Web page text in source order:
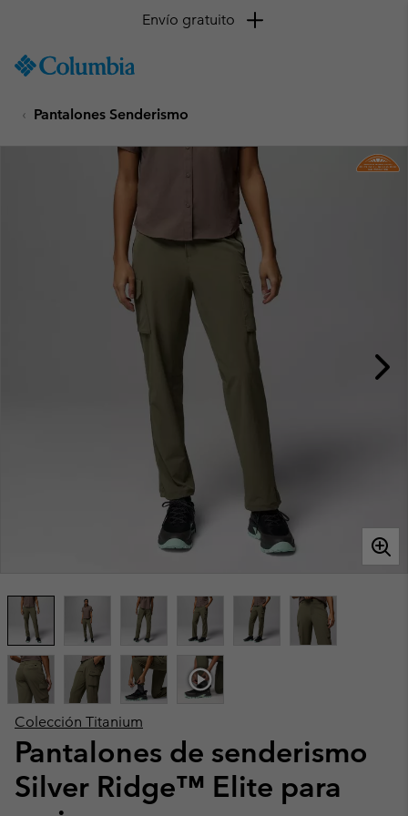
TO
SKIP
MAIN
Envío gratuito
Pantalones Senderismo
Colección Titanium
Pantalones de senderismo
Silver Ridge™ Elite para